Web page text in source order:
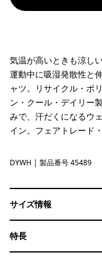
気温が高いときも涼し
運動中に吸湿発散性と
ャツ。リサイクル・ポ
ン・クール・デイリー
みで、汗だくになるウ
イン。フェアトレード
Dyno White
DYWH | 製品番号 45489
サイズ情報
特長